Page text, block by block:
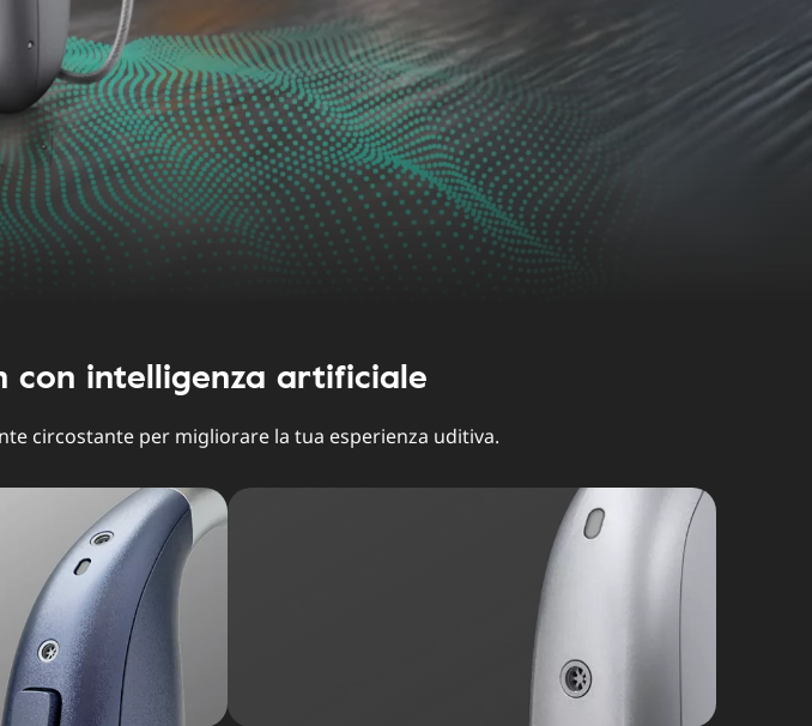
intelligenza artificiale
circostante per migliorare la tua esperienza uditiva.